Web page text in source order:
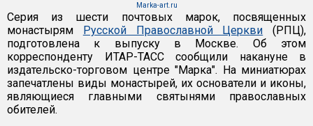
Marka-art.ru
Серия из шести почтовых марок, посвященных
монастырям Русской Православной Церкви (РПЦ),
подготовлена к выпуску в Москве. Об этом
корреспонденту ИТАР-ТАСС сообщили накануне в
издательско-торговом центре "Марка". На миниатюрах
запечатлены виды монастырей, их основатели и иконы,
являющиеся главными святынями православных
обителей.